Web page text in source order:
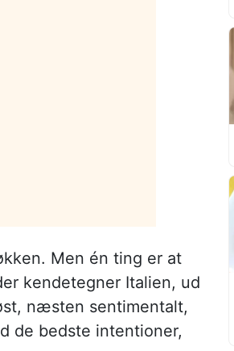
Men én ting er at
kendetegner Italien, ud
næsten sentimentalt,
de bedste intentioner,